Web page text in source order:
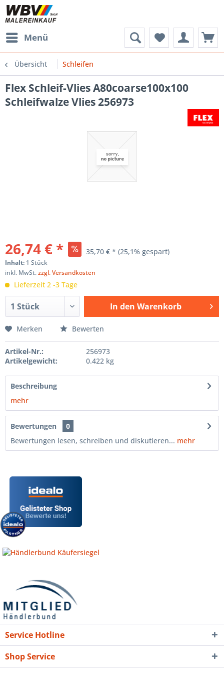
Menü
Übersicht Schleifen
Flex Schleif-Vlies A80coarse100x100
Schleifwalze Vlies 256973
26,74 € * 35,70 € * (25,1% gespart)
Inhalt: 1 Stück
inkl. MwSt.zzgl. Versandkosten
Lieferzeit 2 -3 Tage
In den Warenkorb
Merken Bewerten
Artikel-Nr.:
256973
Artikelgewicht:
0.422 kg
Beschreibung
mehr
Bewertungen
0
Bewertungen lesen, schreiben und diskutieren... mehr
Service Hotline
Shop Service